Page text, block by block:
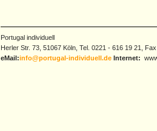
Portugal individuell
Herler Str. 73, 51067 Köln, Tel. 0221 - 616 19 21,
eMail:info@portugal-individuell.de Internet: